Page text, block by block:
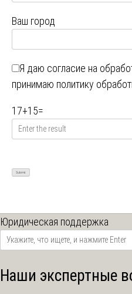
Ваш город
Я даю согласие на
принимаю политику
17+15=
Юридическая поддержка
Наши экспертные